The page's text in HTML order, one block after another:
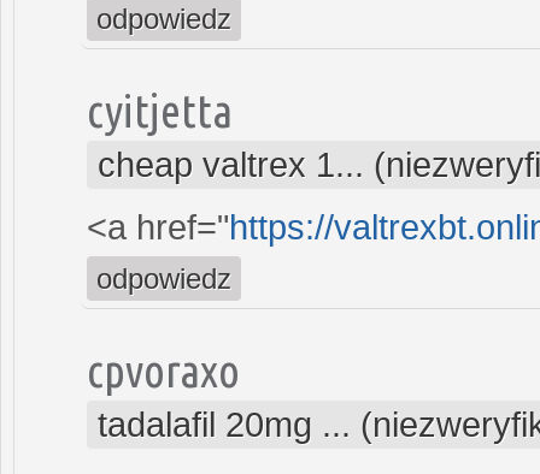
odpowiedz
cyitjetta
cheap valtrex 1...
<a href="https://
odpowiedz
cpvoraxo
tadalafil 20mg ...